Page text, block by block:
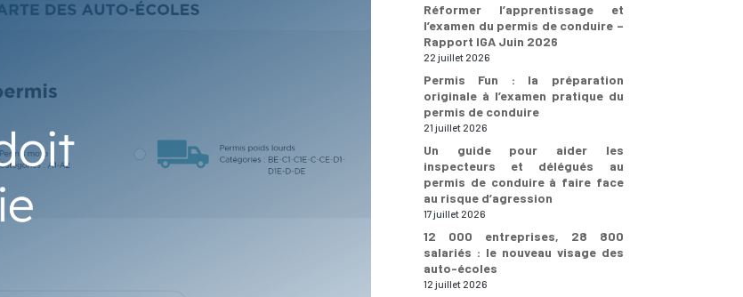
Réformer l’apprentissage et
l’examen du permis de conduire –
Rapport IGA Juin 2026
22 juillet 2026
Permis Fun : la préparation
originale à l’examen pratique du
permis de conduire
21 juillet 2026
Un guide pour aider les
inspecteurs et délégués au
permis de conduire à faire face
au risque d’agression
17 juillet 2026
12 000 entreprises, 28 800
salariés : le nouveau visage des
auto-écoles
12 juillet 2026